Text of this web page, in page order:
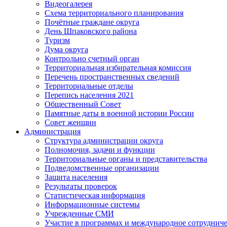
Видеогалерея
Схема территориального планирования
Почётные граждане округа
День Шпаковского района
Туризм
Дума округа
Контрольно счетный орган
Территориальная избирательная комиссия
Перечень пространственных сведений
Территориальные отделы
Перепись населения 2021
Общественный Совет
Памятные даты в военной истории России
Совет женщин
Администрация
Структура администрации округа
Полномочия, задачи и функции
Территориальные органы и представительства
Подведомственные организации
Защита населения
Результаты проверок
Статистическая информация
Информационные системы
Учрежденные СМИ
Участие в программах и международное